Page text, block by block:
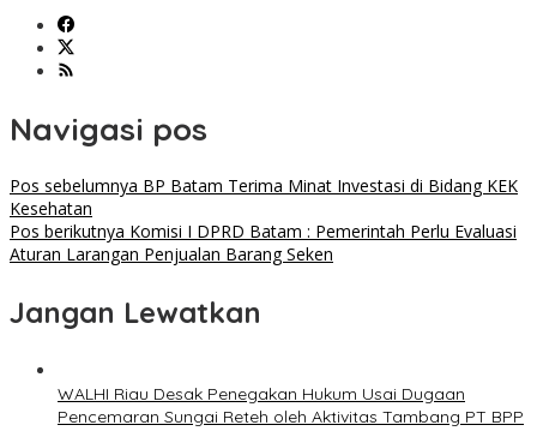
Navigasi pos
Pos sebelumnya BP Batam Terima Minat Investasi di Bidang KEK
Kesehatan
Pos berikutnya Komisi I DPRD Batam : Pemerintah Perlu Evaluasi
Aturan Larangan Penjualan Barang Seken
Jangan Lewatkan
WALHI Riau Desak Penegakan Hukum Usai Dugaan
Pencemaran Sungai Reteh oleh Aktivitas Tambang PT BPP